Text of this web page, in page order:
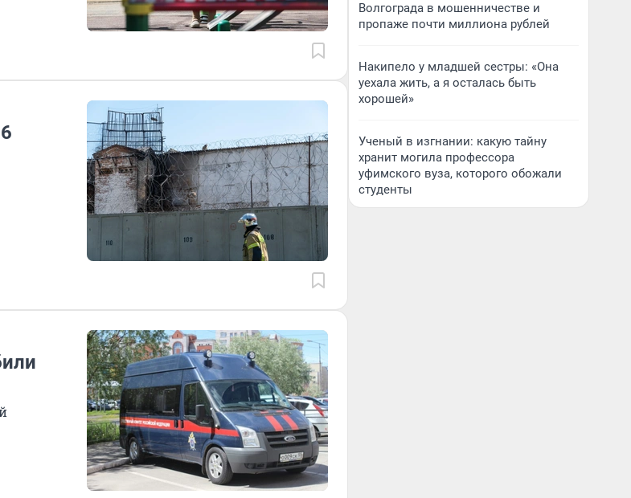
Волгограда в мошенничестве и
пропаже почти миллиона рублей
Накипело у младшей сестры: «Она
уехала жить, а я осталась быть
хорошей»
Ученый в изгнании: какую тайну
хранит могила профессора
уфимского вуза, которого обожали
студенты